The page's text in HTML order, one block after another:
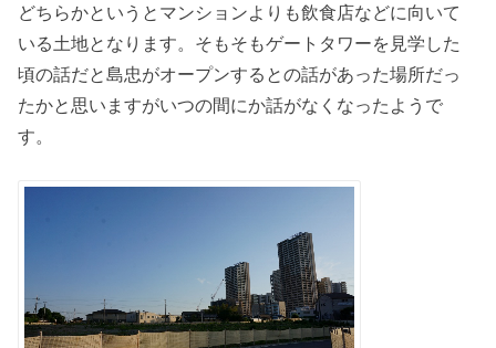
どちらかというとマンションよりも飲食店などに向いて
いる土地となります。そもそもゲートタワーを見学した
頃の話だと島忠がオープンするとの話があった場所だっ
たかと思いますがいつの間にか話がなくなったようで
す。